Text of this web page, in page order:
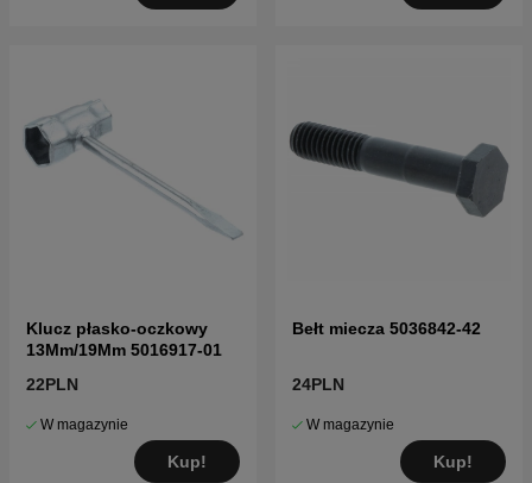
Klucz płasko-oczkowy
13Mm/19Mm 5016917-01
22PLN
W magazynie
Kup!
Bełt miecza 5036842-42
24PLN
W magazynie
Kup!